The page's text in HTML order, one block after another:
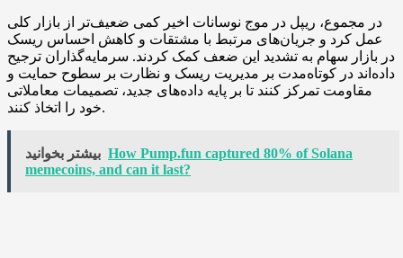
در مجموع، ریپل در موج نوسانات اخیر کمی ضعیف‌تر از بازار کلی
عمل کرد و جریان‌های مرتبط با مشتقات و کاهش احساس ریسک
در بازار سهام به تشدید این ضعف کمک کردند. سرمایه‌گذاران ترجیح
داده‌اند در کوتاه‌مدت بر مدیریت ریسک و نظارت بر سطوح حمایت و
مقاومت تمرکز کنند تا بر پایه داده‌های جدید، تصمیمات معاملاتی
خود را اتخاذ کنند.
بیشتر بخوانید How Pump.fun captured 80% of Solana
memecoins, and can it last?